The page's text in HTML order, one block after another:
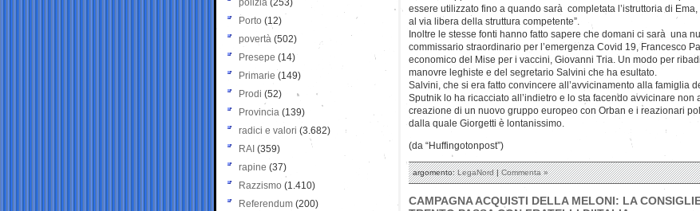
essere utilizzato fino a quando sarà completata l’istruttoria di
al via libera della struttura competente”.
Inoltre le stesse fonti hanno fatto sapere che domani ci sarà una
commissario straordinario per l’emergenza Covid 19, Francesco
economico del Mise per i vaccini, Giovanni Tria. Un modo per
manovre leghiste e del segretario Salvini che ha esultato.
Salvini, che si era fatto convincere all’avvicinamento alla famiglia
Sputnik lo ha ricacciato all’indietro e lo sta facendo avvicinare non
creazione di un nuovo gruppo europeo con Orban e i reazionari
dalla quale Giorgetti è lontanissimo.
(da “Huffingotonpost”)
argomento:LegaNord|Commenta »
CAMPAGNA ACQUISTI DELLA MELONI: LA
polizia (253)
Porto (12)
povertà (502)
Presepe (14)
Primarie (149)
Prodi (52)
Provincia (139)
radici e valori (3.682)
RAI (359)
rapine (37)
Razzismo (1.410)
Referendum (200)